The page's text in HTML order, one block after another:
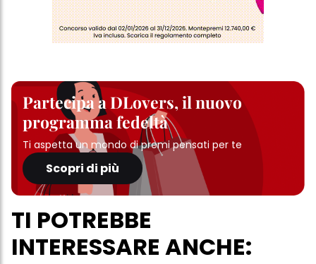
Partecipa a DLovers, il nuovo
programma fedeltà
Ti aspetta un mondo di premi pensati per te
Scopri di più
TI POTREBBE
INTERESSARE ANCHE: